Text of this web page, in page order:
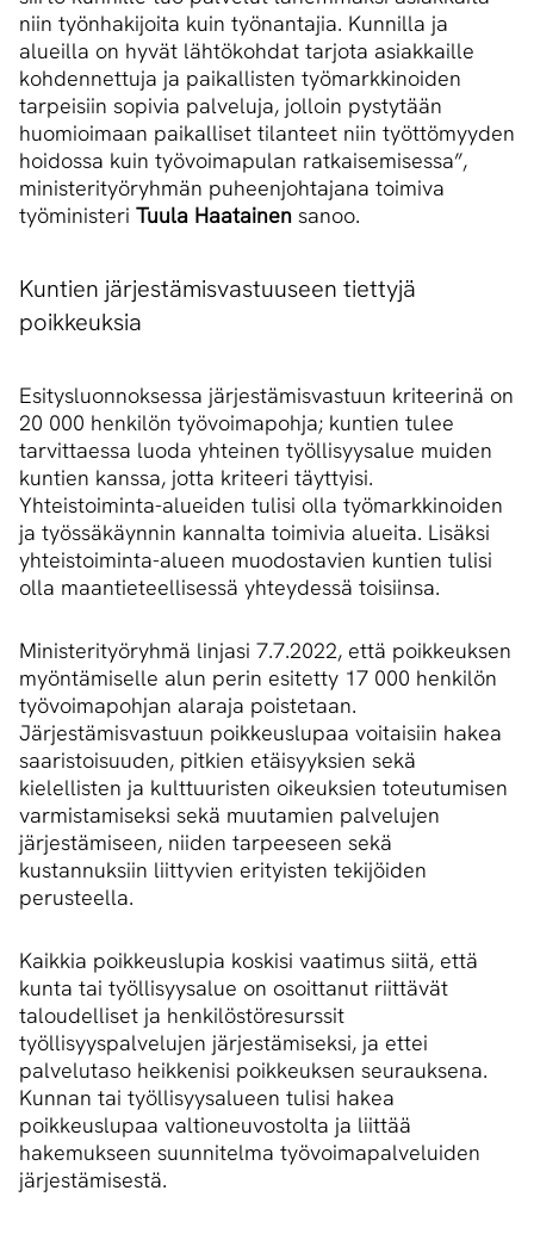
niin työnhakijoita kuin työnantajia. Kunnilla ja
alueilla on hyvät lähtökohdat tarjota asiakkaille
kohdennettuja ja paikallisten työmarkkinoiden
tarpeisiin sopivia palveluja, jolloin pystytään
huomioimaan paikalliset tilanteet niin työttömyyden
hoidossa kuin työvoimapulan ratkaisemisessa”,
ministerityöryhmän puheenjohtajana toimiva
työministeri Tuula Haatainen sanoo.
Kuntien järjestämisvastuuseen tiettyjä
poikkeuksia
Esitysluonnoksessa järjestämisvastuun kriteerinä on
20 000 henkilön työvoimapohja; kuntien tulee
tarvittaessa luoda yhteinen työllisyysalue muiden
kuntien kanssa, jotta kriteeri täyttyisi.
Yhteistoiminta-alueiden tulisi olla työmarkkinoiden
ja työssäkäynnin kannalta toimivia alueita. Lisäksi
yhteistoiminta-alueen muodostavien kuntien tulisi
olla maantieteellisessä yhteydessä toisiinsa.
Ministerityöryhmä linjasi 7.7.2022, että poikkeuksen
myöntämiselle alun perin esitetty 17 000 henkilön
työvoimapohjan alaraja poistetaan.
Järjestämisvastuun poikkeuslupaa voitaisiin hakea
saaristoisuuden, pitkien etäisyyksien sekä
kielellisten ja kulttuuristen oikeuksien toteutumisen
varmistamiseksi sekä muutamien palvelujen
järjestämiseen, niiden tarpeeseen sekä
kustannuksiin liittyvien erityisten tekijöiden
perusteella.
Kaikkia poikkeuslupia koskisi vaatimus siitä, että
kunta tai työllisyysalue on osoittanut riittävät
taloudelliset ja henkilöstöresurssit
työllisyyspalvelujen järjestämiseksi, ja ettei
palvelutaso heikkenisi poikkeuksen seurauksena.
Kunnan tai työllisyysalueen tulisi hakea
poikkeuslupaa valtioneuvostolta ja liittää
hakemukseen suunnitelma työvoimapalveluiden
järjestämisestä.